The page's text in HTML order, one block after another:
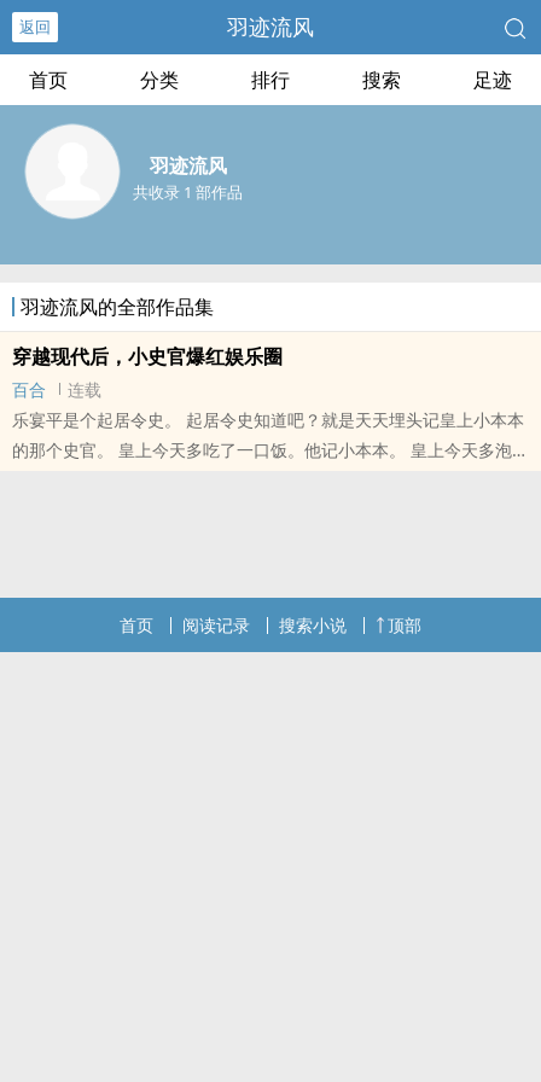
返回 羽迹流风
首页 分类 排行 搜索 足迹
羽迹流风
共收录 1 部作品
羽迹流风的全部作品集
穿越现代后，小史官爆红娱乐圈
百合
连载
乐宴平是个起居令史。 起居令史知道吧？就是天天埋头记皇上小本本
的那个史官。 皇上今天多吃了一口饭。他记小本本。 皇上今天多泡了
首页 阅读记录 搜索小说 顶部